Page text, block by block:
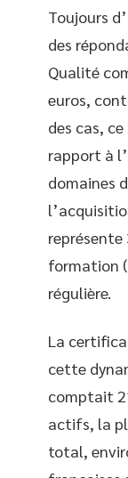
Toujours
des
Qualité
euros,
des cas,
rapport à
domaines
représente
formation
régulière.
La
cette
comptait
actifs, la
total,